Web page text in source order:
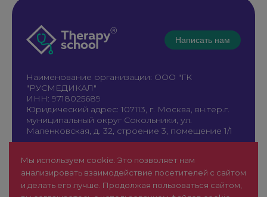
Написать нам
Наименование организации: ООО "ГК
"РУСМЕДИКАЛ"
ИНН: 9718025689
Юридический адрес: 107113, г. Москва, вн.тер.г.
муниципальный округ Сокольники, ул.
Маленковская, д. 32, строение 3, помещение 1/1
+7 961 196-42-49
therapy@rusmedical.ru
О нас
Мероприятия
Лекторы
Новости
Мы используем cookie. Это позволяет нам
анализировать взаимодействие посетителей с сайтом
и делать его лучше. Продолжая пользоваться сайтом,